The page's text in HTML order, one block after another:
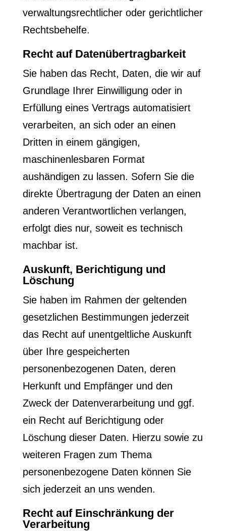
verwaltungsrechtlicher oder gerichtlicher
Rechtsbehelfe.
Recht auf Daten­übertrag­barkeit
Sie haben das Recht, Daten, die wir auf
Grundlage Ihrer Einwilligung oder in
Erfüllung eines Vertrags automatisiert
verarbeiten, an sich oder an einen
Dritten in einem gängigen,
maschinenlesbaren Format
aushändigen zu lassen. Sofern Sie die
direkte Übertragung der Daten an einen
anderen Verantwortlichen verlangen,
erfolgt dies nur, soweit es technisch
machbar ist.
Auskunft, Berichtigung und
Löschung
Sie haben im Rahmen der geltenden
gesetzlichen Bestimmungen jederzeit
das Recht auf unentgeltliche Auskunft
über Ihre gespeicherten
personenbezogenen Daten, deren
Herkunft und Empfänger und den
Zweck der Datenverarbeitung und ggf.
ein Recht auf Berichtigung oder
Löschung dieser Daten. Hierzu sowie zu
weiteren Fragen zum Thema
personenbezogene Daten können Sie
sich jederzeit an uns wenden.
Recht auf Einschränkung der
Verarbeitung